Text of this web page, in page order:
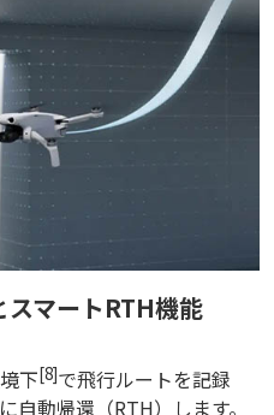
マートRTH機能
下[8]で飛行ルートを記録
自動帰還（RTH）します。